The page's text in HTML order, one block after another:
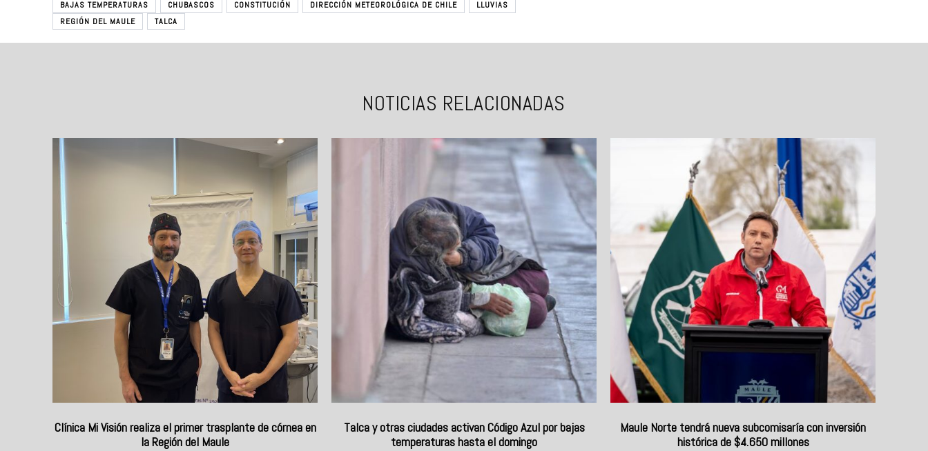
BAJAS TEMPERATURAS CHUBASCOS CONSTITUCIÓN DIRECCIÓN METEOROLÓGICA DE CHILE
LLUVIAS
REGIÓN DEL MAULE
TALCA
NOTICIAS RELACIONADAS
Clínica Mi Visión realiza el primer trasplante de córnea en
la Región del Maule
Talca y otras ciudades activan Código Azul por bajas
temperaturas hasta el domingo
Maule Norte tendrá nueva subcomisaría con inversión
histórica de $4.650 millones